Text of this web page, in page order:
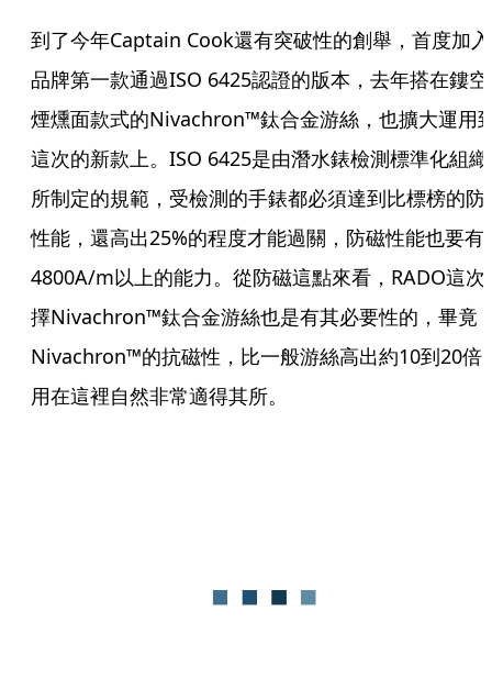
到了今年Captain Cook還有突破性的創舉，首度加入
品牌第一款通過ISO 6425認證的版本，去年搭在鏤空
煙燻面款式的Nivachron™鈦合金游絲，也擴大運用
這次的新款上。ISO 6425是由潛水錶檢測標準化組織
所制定的規範，受檢測的手錶都必須達到比標榜的防
性能，還高出25%的程度才能過關，防磁性能也要有
4800A/m以上的能力。從防磁這點來看，RADO這次
擇Nivachron™鈦合金游絲也是有其必要性的，畢竟
Nivachron™的抗磁性，比一般游絲高出約10到20倍
用在這裡自然非常適得其所。